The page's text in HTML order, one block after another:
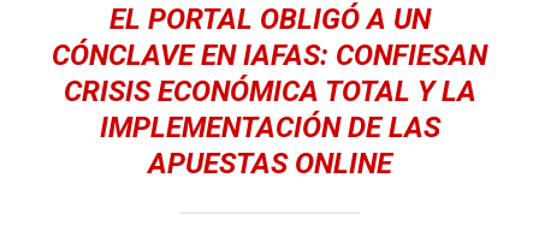
EL PORTAL OBLIGÓ A UN
CÓNCLAVE EN IAFAS: CONFIESAN
CRISIS ECONÓMICA TOTAL Y LA
IMPLEMENTACIÓN DE LAS
APUESTAS ONLINE